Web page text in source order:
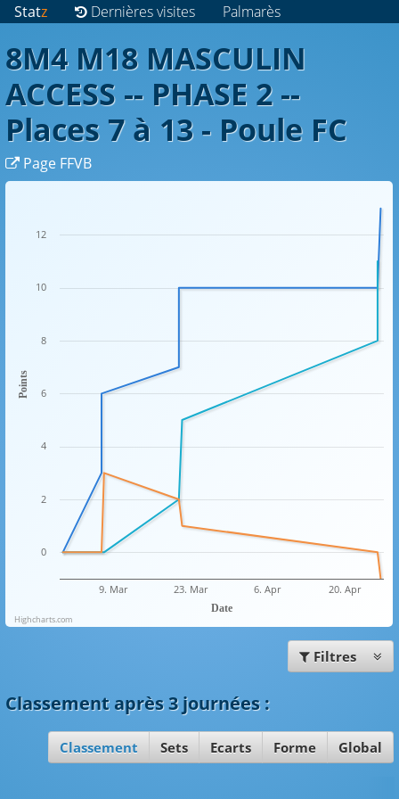
Statz Dernières visites Palmarès
8M4 M18 MASCULIN
ACCESS -- PHASE 2 --
Places 7 à 13 - Poule FC
Page FFVB
Date
Points
9. Mar 23. Mar 6. Apr 20. Apr
0
2
4
6
8
10
12
Highcharts.com
Filtres
Classement après 3 journées:
Classement Sets Ecarts Forme Global